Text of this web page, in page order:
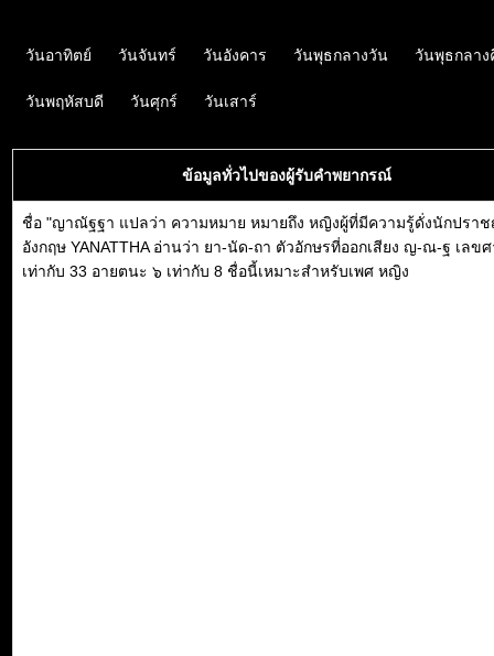
วันอาทิตย์ วันจันทร์ วันอังคาร วันพุธกลางวัน วันพุธกลา
วันพฤหัสบดี วันศุกร์ วันเสาร์
ข้อมูลทั่วไปของผู้รับคำพยากรณ์
ชื่อ "ญาณัฐฐา แปลว่า ความหมาย หมายถึง หญิงผู้ที่มีความรู้ดั่งนักปรา
อังกฤษ YANATTHA อ่านว่า ยา-นัด-ถา ตัวอักษรที่ออกเสียง ญ-ณ-ฐ เลข
เท่ากับ 33 อายตนะ ๖ เท่ากับ 8 ชื่อนี้เหมาะสำหรับเพศ หญิง